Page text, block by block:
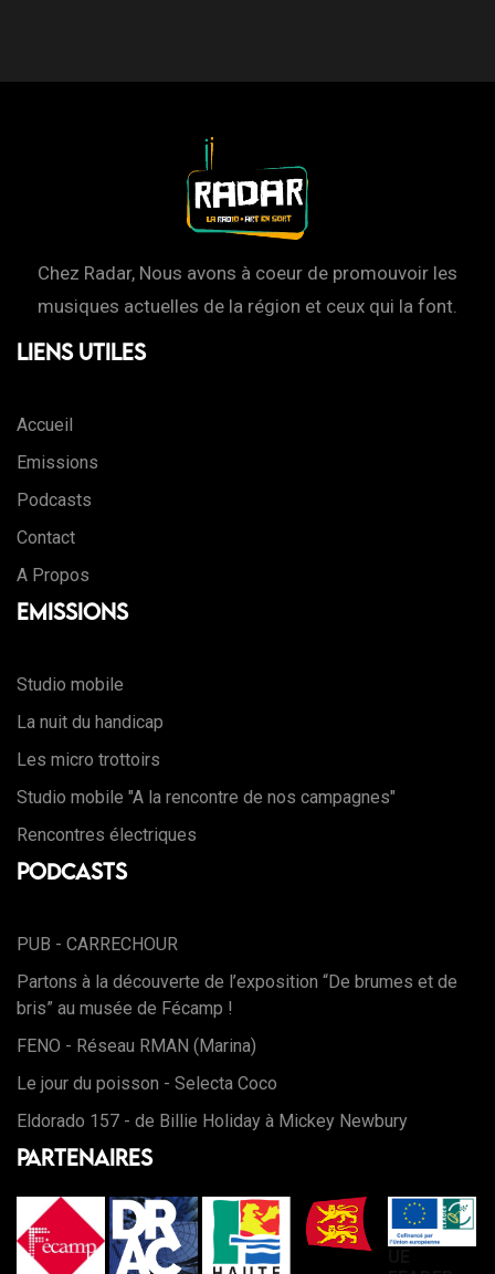
Chez Radar, Nous avons à coeur de promouvoir les
musiques actuelles de la région et ceux qui la font.
Liens Utiles
Accueil
Emissions
Podcasts
Contact
A Propos
Emissions
Studio mobile
La nuit du handicap
Les micro trottoirs
Studio mobile "A la rencontre de nos campagnes"
Rencontres électriques
Podcasts
PUB - CARRECHOUR
Partons à la découverte de l’exposition “De brumes et de
bris” au musée de Fécamp !
FENO - Réseau RMAN (Marina)
Le jour du poisson - Selecta Coco
Eldorado 157 - de Billie Holiday à Mickey Newbury
Partenaires